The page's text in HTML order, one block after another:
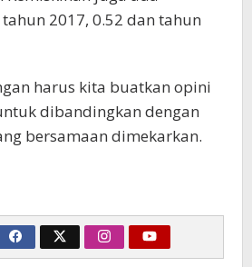
2017, 0.52 dan tahun
harus kita buatkan opini
dibandingkan dengan
bersamaan dimekarkan.